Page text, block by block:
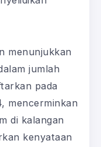
menunjukkan
jumlah
pada
mencerminkan
di kalangan
kenyataan